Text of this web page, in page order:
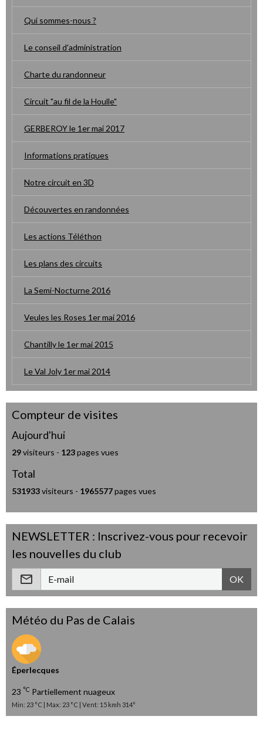
Qui sommes-nous ?
Le conseil d'administration
Charte du randonneur
Circuit "au fil de la Houlle"
GERBEROY le 1er mai 2017
Informations pratiques
Notre circuit en 3D
Découvertes en randonnées
Les actions Téléthon
Les plans des circuits
La Semi-Nocturne 2016
Veules les Roses 1er mai 2016
Chantilly le 1er mai 2015
Le Val Joly 1er mai 2014
Compteur de visites
Aujourd'hui
29visiteurs - 123pages vues
Total
531933visiteurs - 1965577pages vues
NEWSLETTER : Inscrivez-vous pour recevoir
les nouvelles du club
OK
Météo du Pas de Calais
Éperlecques
23 °C Partiellement nuageux
Min: 23 °C | Max: 23 °C | Vent: 15 kmh 314°